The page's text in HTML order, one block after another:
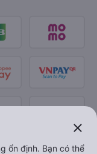
close
ổn định. Bạn có thể